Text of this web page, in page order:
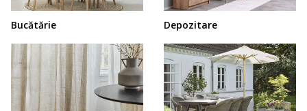
Bucătărie Depozitare